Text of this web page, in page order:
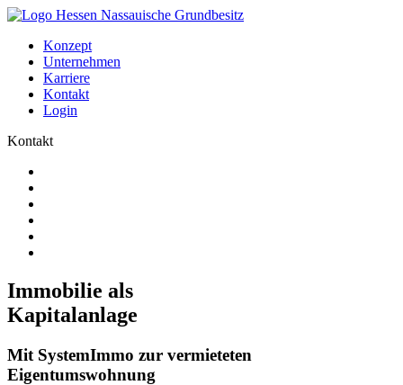
Konzept
Unternehmen
Karriere
Kontakt
Login
Kontakt
Immobilie als
Kapitalanlage
Mit SystemImmo zur vermieteten
Eigentumswohnung